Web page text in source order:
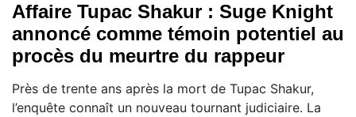
Affaire Tupac Shakur : Suge Knight
annoncé comme témoin potentiel au
procès du meurtre du rappeur
Près de trente ans après la mort de Tupac Shakur,
l’enquête connaît un nouveau tournant judiciaire. La